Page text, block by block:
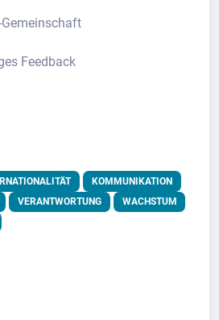
Feedback
KOMMUNIKATION
VERANTWORTUNG
WACHSTUM